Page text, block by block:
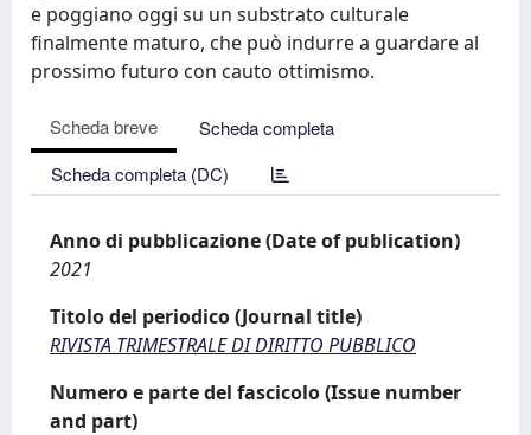
e poggiano oggi su un substrato culturale
finalmente maturo, che può indurre a guardare al
prossimo futuro con cauto ottimismo.
Scheda breve
Scheda completa
Scheda completa (DC)
Anno di pubblicazione (Date of publication)
2021
Titolo del periodico (Journal title)
RIVISTA TRIMESTRALE DI DIRITTO PUBBLICO
Numero e parte del fascicolo (Issue number
and part)